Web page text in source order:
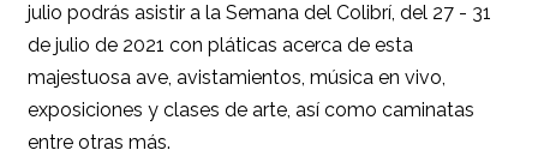
julio podrás asistir a la Semana del Colibrí, del 27 - 31
de julio de 2021 con pláticas acerca de esta
majestuosa ave, avistamientos, música en vivo,
exposiciones y clases de arte, así como caminatas
entre otras más.